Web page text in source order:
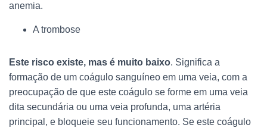
anemia.
A trombose
Este risco existe, mas é muito baixo. Significa a
formação de um coágulo sanguíneo em uma veia, com a
preocupação de que este coágulo se forme em uma veia
dita secundária ou uma veia profunda, uma artéria
principal, e bloqueie seu funcionamento. Se este coágulo